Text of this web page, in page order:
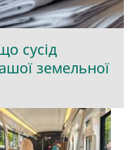
сусід
земельної